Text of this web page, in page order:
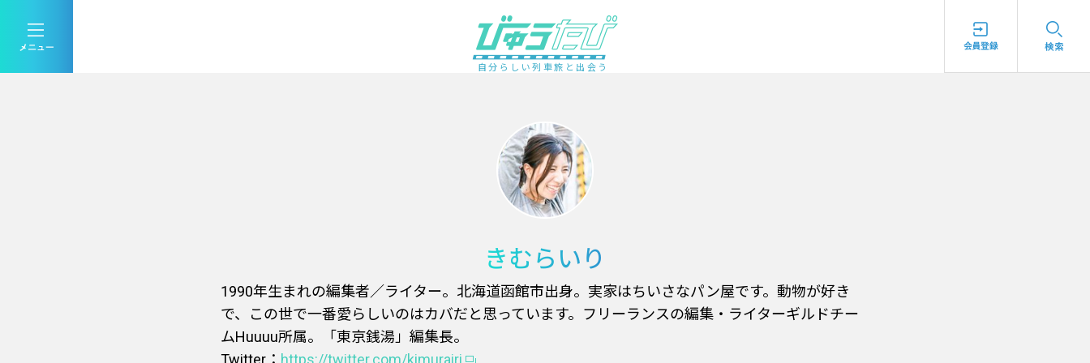
自分らしい列車旅と出会う
きむらいり
1990年生まれの編集者／ライター。北海道函館市出身。実家はちいさなパン屋です。動物が好き
で、この世で一番愛らしいのはカバだと思っています。フリーランスの編集・ライターギルドチー
ムHuuuu所属。「東京銭湯」編集長。
Twitter： https://twitter.com/kimurairi